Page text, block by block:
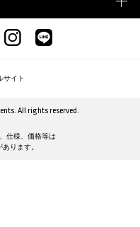
サイト
All rights reserved.
仕様、価格等は
ります。